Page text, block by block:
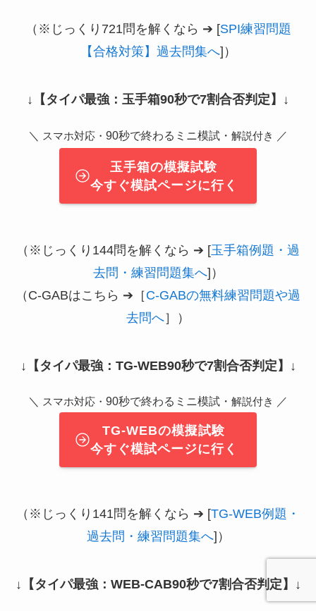
（※じっくり721問を解くなら ➔ [SPI練習問題
【合格対策】過去問集へ]）
↓ 【タイパ最強：玉手箱90秒で7割合否判定】 ↓
＼ スマホ対応・ 90秒で終わるミニ模試・ 解説付き ／
玉手箱の模擬試験
今すぐ模試ページに行く
（※じっくり144問を解くなら ➔ [玉手箱例題・過
去問・練習問題集へ]）
（C-GABはこちら ➔［C-GABの無料練習問題や過
去問へ］）
↓ 【タイパ最強：TG-WEB90秒で7割合否判定】 ↓
＼ スマホ対応・ 90秒で終わるミニ模試・ 解説付き ／
TG-WEBの模擬試験
今すぐ模試ページに行く
（※じっくり141問を解くなら ➔ [TG-WEB例題・
過去問・練習問題集へ]）
↓ 【タイパ最強：WEB-CAB90秒で7割合否判定】 ↓